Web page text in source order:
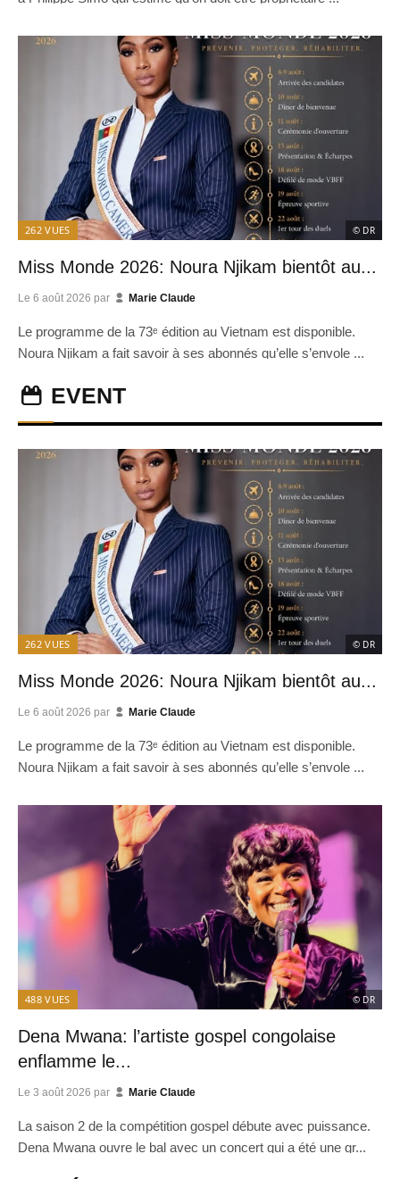
262 VUES © DR
Miss Monde 2026: Noura Njikam bientôt au...
Le 6 août 2026 par Marie Claude
Le programme de la 73ᵉ édition au Vietnam est disponible.
Noura Njikam a fait savoir à ses abonnés qu’elle s’envole ...
EVENT
262 VUES © DR
Miss Monde 2026: Noura Njikam bientôt au...
Le 6 août 2026 par Marie Claude
Le programme de la 73ᵉ édition au Vietnam est disponible.
Noura Njikam a fait savoir à ses abonnés qu’elle s’envole ...
488 VUES © DR
Dena Mwana: l’artiste gospel congolaise
enflamme le...
Le 3 août 2026 par Marie Claude
La saison 2 de la compétition gospel débute avec puissance.
Dena Mwana ouvre le bal avec un concert qui a été une gr...